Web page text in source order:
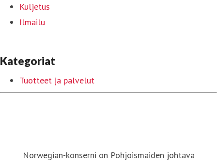
Kuljetus
Ilmailu
Kategoriat
Tuotteet ja palvelut
Norwegian-konserni on Pohjoismaiden johtava